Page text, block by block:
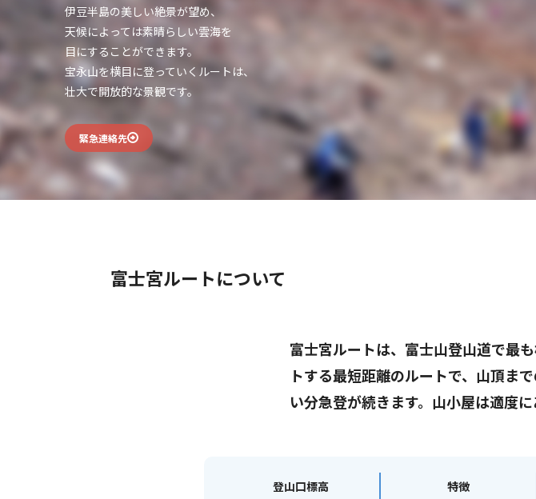
伊豆半島の美しい絶景が望め、
天候によっては素晴らしい雲海を
目にすることができます。
宝永山を横目に登っていくルートは、
壮大で開放的な景観です。
緊急連絡先
富士宮ルートについて
富士宮ルートは、富士山登山道で最
トする最短距離のルートで、山頂ま
い分急登が続きます。山小屋は適度
登山口標高 特徴